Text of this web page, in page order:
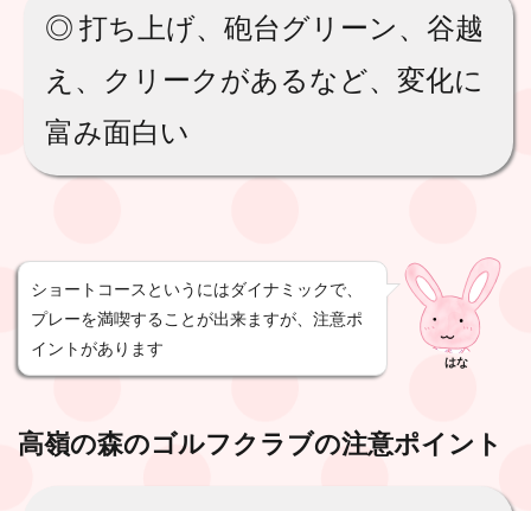
◎ 打ち上げ、砲台グリーン、谷越
え、クリークがあるなど、変化に
富み面白い
ショートコースというにはダイナミックで、
プレーを満喫することが出来ますが、注意ポ
イントがあります
はな
高嶺の森のゴルフクラブの注意ポイント